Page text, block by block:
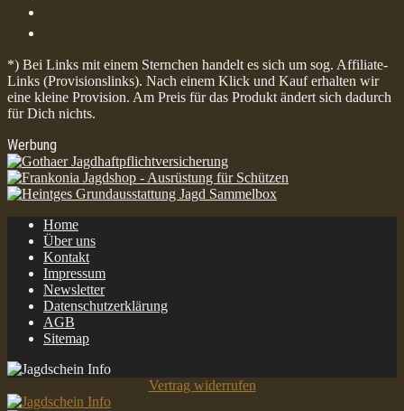
*) Bei Links mit einem Sternchen handelt es sich um sog. Affiliate-
Links (Provisionslinks). Nach einem Klick und Kauf erhalten wir
eine kleine Provision. Am Preis für das Produkt ändert sich dadurch
für Dich nichts.
Werbung
Home
Über uns
Kontakt
Impressum
Newsletter
Datenschutzerklärung
AGB
Sitemap
Vertrag widerrufen